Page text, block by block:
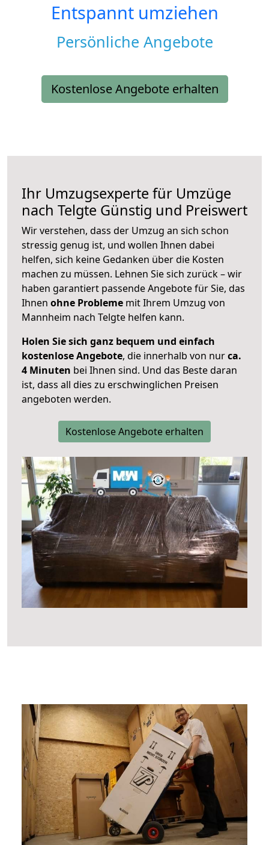
Entspannt umziehen
Persönliche Angebote
Kostenlose Angebote erhalten
Ihr Umzugsexperte für Umzüge
nach Telgte Günstig und Preiswert
Wir verstehen, dass der Umzug an sich schon
stressig genug ist, und wollen Ihnen dabei
helfen, sich keine Gedanken über die Kosten
machen zu müssen. Lehnen Sie sich zurück – wir
haben garantiert passende Angebote für Sie, das
Ihnen ohne Probleme mit Ihrem Umzug von
Mannheim nach Telgte helfen kann.
Holen Sie sich ganz bequem und einfach
kostenlose Angebote, die innerhalb von nurca.
4 Minuten bei Ihnen sind. Und das Beste daran
ist, dass all dies zu erschwinglichen Preisen
angeboten werden.
Kostenlose Angebote erhalten